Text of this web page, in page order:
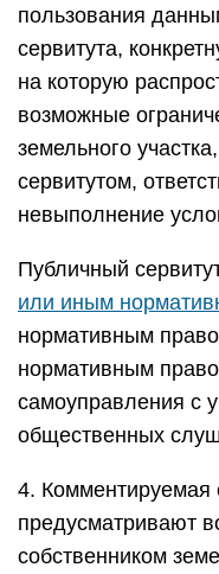
пользования
сервитута,
на которую
возможные
земельного
сервитутом,
невыполнение
Публичный
или иным
нормативным
нормативным
самоуправления с
общественных
4. Комментируемая
предусматривают
собственником